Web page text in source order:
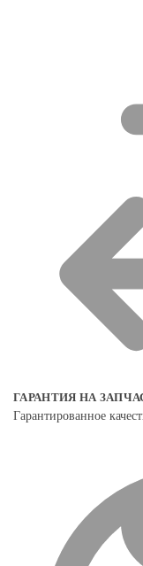
ГАРАНТИЯ НА
Гарантированное